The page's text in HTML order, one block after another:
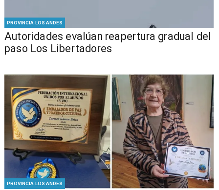
PROVINCIA LOS ANDES
​​Autoridades evalúan reapertura gradual del
paso Los Libertadores
PROVINCIA LOS ANDES